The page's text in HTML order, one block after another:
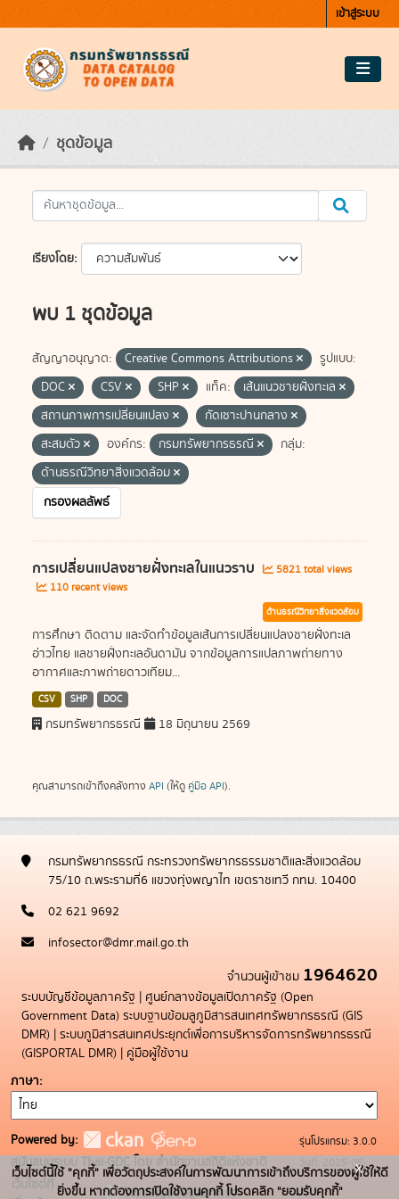
เข้าสู่ระบบ
ชุดข้อมูล
เรียงโดย
พบ 1 ชุดข้อมูล
สัญญาอนุญาต: Creative Commons Attributions
รูปแบบ:
DOC
CSV SHP แท็ค:
เส้นแนวชายฝั่งทะเล
สถานภาพการเปลี่ยนแปลง
กัดเซาะปานกลาง
สะสมตัว
องค์กร: กรมทรัพยากรธรณี
กลุ่ม:
ด้านธรณีวิทยาสิ่งแวดล้อม
กรองผลลัพธ์
การเปลี่ยนแปลงชายฝั่งทะเลในแนวราบ
5821 total views
110 recent views
ด้านธรณีวิทยาสิ่งแวดล้อม
การศึกษา ติดตาม และจัดทำข้อมูลเส้นการเปลี่ยนแปลงชายฝั่งทะเล
อ่าวไทย แลชายฝั่งทะเลอันดามัน จากข้อมูลการแปลภาพถ่ายทาง
อากาศและภาพถ่ายดาวเทียม...
CSV SHP DOC
กรมทรัพยากรธรณี 18 มิถุนายน 2569
คุณสามารถเข้าถึงคลังทาง API (ให้ดู คู่มือ API).
กรมทรัพยากรธรณี กระทรวงทรัพยากรธรรมชาติและสิ่งแวดล้อม
75/10 ถ.พระรามที่6 แขวงทุ่งพญาไท เขตราชเทวี กทม. 10400
02 621 9692
infosector@dmr.mail.go.th
จำนวนผู้เข้าชม 1964620
ระบบบัญชีข้อมูลภาครัฐ | ศูนย์กลางข้อมูลเปิดภาครัฐ (Open
Government Data) ระบบฐานข้อมลูภูมิสารสนเทศทรัพยากรธรณี (GIS
DMR) | ระบบภูมิสารสนเทศประยุกต์เพื่อการบริหารจัดการทรัพยากรธรณี
(GISPORTAL DMR) | คู่มือผู้ใช้งาน
ภาษา
Powered by:
สนับสนุนระบบ Thai-GDC โดย สำนักงานสถิติแห่งชาติ
เว็บไซต์ที่
ระบบบัญชีข้อมูลภาครัฐ
รุ่นโปรแกรม: 3.0.0
วันที่: 2025-05-
19
เว็บไซต์นี้ใช้ "คุกกี้" เพื่อวัตถุประสงค์ในการพัฒนาการเข้าถึงบริการของผู้ใช้ให้ดี
ยิ่งขึ้น หากต้องการเปิดใช้งานคุกกี้ โปรดคลิก "ยอมรับคุกกี้"
x